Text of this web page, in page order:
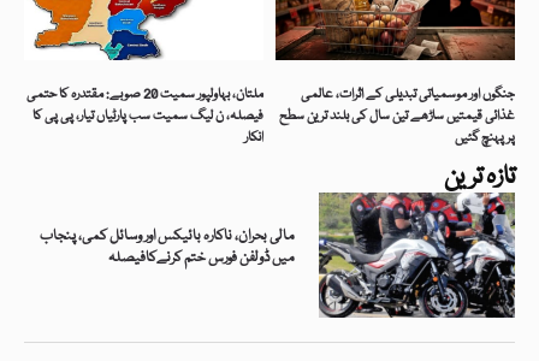
تازہ ترین
مالی بحران، ناکارہ بائیکس اور وسائل کمی، پنجاب
میں ڈولفن فورس ختم کرنےکافیصلہ
ملتان، بہاولپور سمیت 20 صوبے: مقتدرہ کا حتمی
فیصلہ، ن لیگ سمیت سب پارٹیاں تیار، پی پی کا
انکار
جنگوں اور موسمیاتی تبدیلی کے اثرات، عالمی
غذائی قیمتیں ساڑھے تین سال کی بلند ترین سطح
پر پہنچ گئیں